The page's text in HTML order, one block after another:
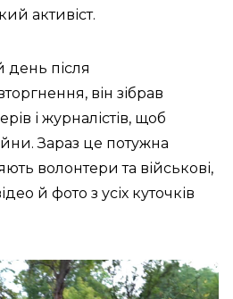
активіст.
день після
він зібрав
і журналістів, щоб
Зараз це потужна
волонтери та військові,
й фото з усіх куточків